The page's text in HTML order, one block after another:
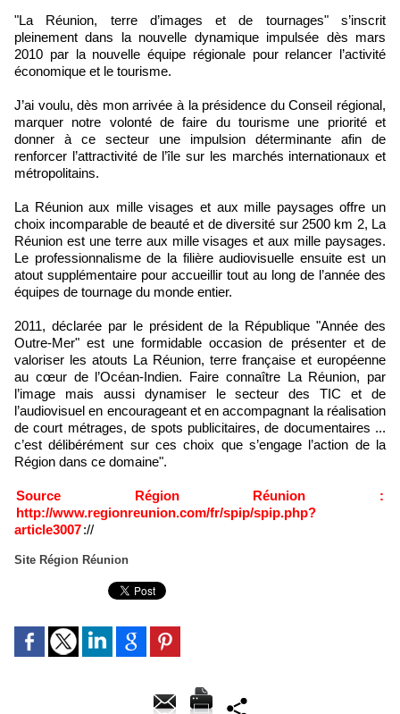
"La Réunion, terre d’images et de tournages" s’inscrit
pleinement dans la nouvelle dynamique impulsée dès mars
2010 par la nouvelle équipe régionale pour relancer l’activité
économique et le tourisme.
J’ai voulu, dès mon arrivée à la présidence du Conseil régional,
marquer notre volonté de faire du tourisme une priorité et
donner à ce secteur une impulsion déterminante afin de
renforcer l’attractivité de l’île sur les marchés internationaux et
métropolitains.
La Réunion aux mille visages et aux mille paysages offre un
choix incomparable de beauté et de diversité sur 2500 km 2, La
Réunion est une terre aux mille visages et aux mille paysages.
Le professionnalisme de la filière audiovisuelle ensuite est un
atout supplémentaire pour accueillir tout au long de l’année des
équipes de tournage du monde entier.
2011, déclarée par le président de la République "Année des
Outre-Mer" est une formidable occasion de présenter et de
valoriser les atouts La Réunion, terre française et européenne
au cœur de l’Océan-Indien. Faire connaître La Réunion, par
l’image mais aussi dynamiser le secteur des TIC et de
l’audiovisuel en encourageant et en accompagnant la réalisation
de court métrages, de spots publicitaires, de documentaires ...
c’est délibérément sur ces choix que s’engage l’action de la
Région dans ce domaine".
Source Région Réunion :
http://www.regionreunion.com/fr/spip/spip.php?
article3007://
Site Région Réunion